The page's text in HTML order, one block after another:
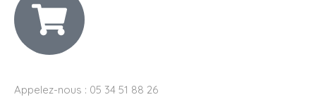
Appelez-nous : 05 34 51 88 26